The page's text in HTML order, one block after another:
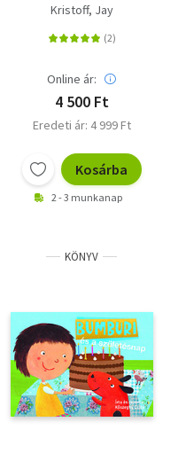
Kristoff, Jay
Online ár:
4 500 Ft
Eredeti ár: 4 999 Ft
Kosárba
2 - 3 munkanap
KÖNYV